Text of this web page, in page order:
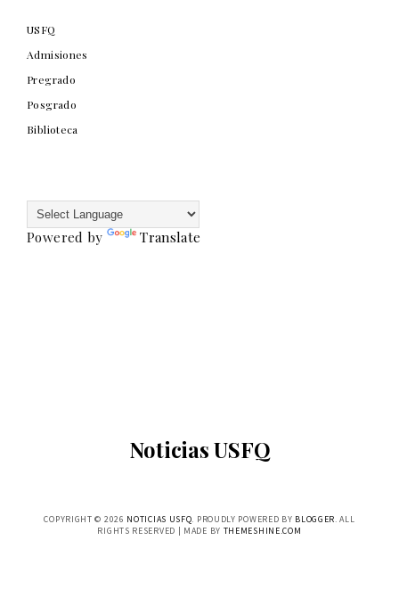
USFQ
Admisiones
Pregrado
Posgrado
Biblioteca
Powered by Translate
Noticias USFQ
COPYRIGHT © 2026 NOTICIAS USFQ. PROUDLY POWERED BY BLOGGER. ALL
RIGHTS RESERVED | MADE BY THEMESHINE.COM